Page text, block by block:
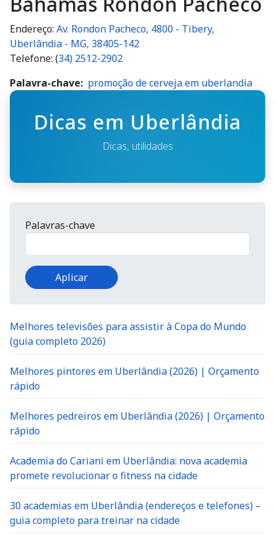
Endereço: Av. Rondon Pacheco, 4800 - Tibery,
Uberlândia - MG, 38405-142
Telefone: (34) 2512-2902
Palavra-chave
promoção de cerveja em uberlandia
Dicas em Uberlândia
Dicas, utilidades
Palavras-chave
Melhores televisões para assistir à Copa do Mundo
(guia completo 2026)
Melhores pintores em Uberlândia (2026) | Orçamento
rápido
Melhores pedreiros em Uberlândia (2026) | Orçamento
rápido
Academia do Cariani em Uberlândia: nova academia
promete revolucionar o fitness na cidade
30 academias em Uberlândia (endereços e telefones) –
guia completo para treinar na cidade